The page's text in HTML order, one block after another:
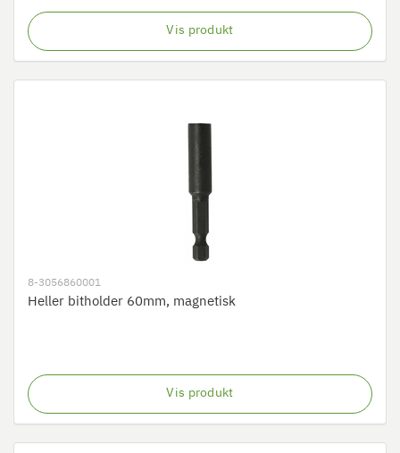
Vis produkt
8-3056860001
Heller bitholder 60mm, magnetisk
Vis produkt